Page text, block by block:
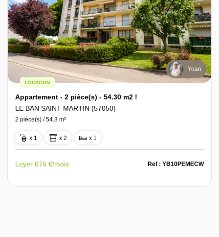
Yoan
LOCATION
Appartement - 2 pièce(s) - 54.30 m2 !
LE BAN SAINT MARTIN (57050)
2 pièce(s) / 54.3 m²
x 1 x 2 x 1
Loyer 676 €/mois Ref : YB10PEMECW